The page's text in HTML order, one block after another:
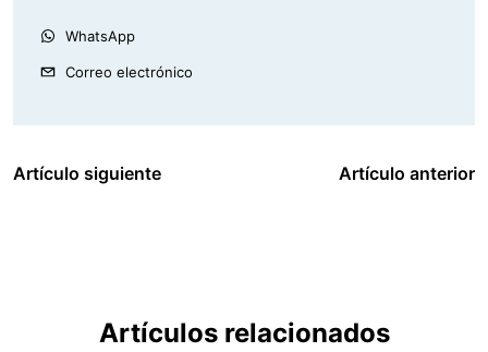
WhatsApp
Correo electrónico
Artículo siguiente Artículo anterior
Artículos relacionados